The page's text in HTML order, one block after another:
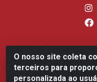
O nosso site coleta
terceiros para
personalizada ao
Fortali Distribuidora
Tomaz Coelho, 1268